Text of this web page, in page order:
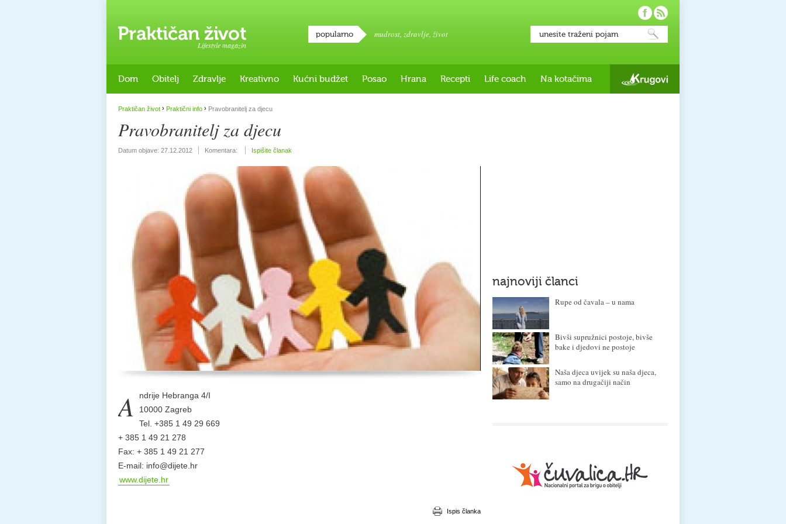
Lifestyle magazin
popularno mudrost, zdravlje, život
Dom Obitelj Zdravlje Kreativno Kućni budžet Posao Hrana Recepti Life coach Na kotačima
Praktičan život › Praktični info › Pravobranitelj za djecu
Pravobranitelj za djecu
Datum objave: 27.12.2012 Komentara: Ispišite članak
A
ndrije Hebranga 4/I
10000 Zagreb
Tel. +385 1 49 29 669
+ 385 1 49 21 278
Fax: + 385 1 49 21 277
E-mail: info@dijete.hr
www.dijete.hr
Ispis članka
najnoviji članci
Rupe od čavala – u nama
Bivši supružnici postoje, bivše
bake i djedovi ne postoje
Naša djeca uvijek su naša djeca,
samo na drugačiji način